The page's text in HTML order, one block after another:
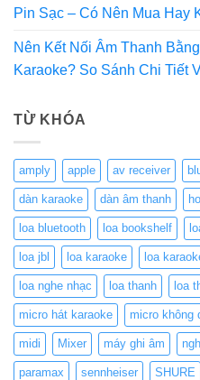
Pin Sạc – Có Nên Mua Hay
Nên Kết Nối Âm Thanh
Karaoke? So Sánh Chi Tiết
TỪ KHÓA
amply apple av receiver
dàn karaoke dàn âm thanh
loa bluetooth loa bookshelf
loa jbl loa karaoke loa
loa nghe nhạc loa thanh loa
micro hát karaoke micro không
midi Mixer máy ghi âm
paramax sennheiser SHURE